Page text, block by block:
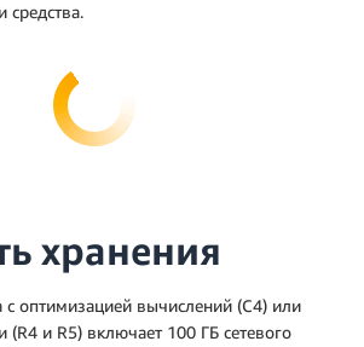
средства.
хранения
с оптимизацией вычислений (C4) или
(R4 и R5) включает 100 ГБ сетевого